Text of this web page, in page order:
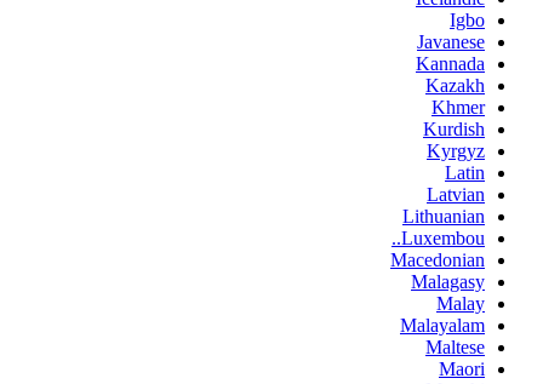
Igbo
Javanese
Kannada
Kazakh
Khmer
Kurdish
Kyrgyz
Latin
Latvian
Lithuanian
Luxembou..
Macedonian
Malagasy
Malay
Malayalam
Maltese
Maori